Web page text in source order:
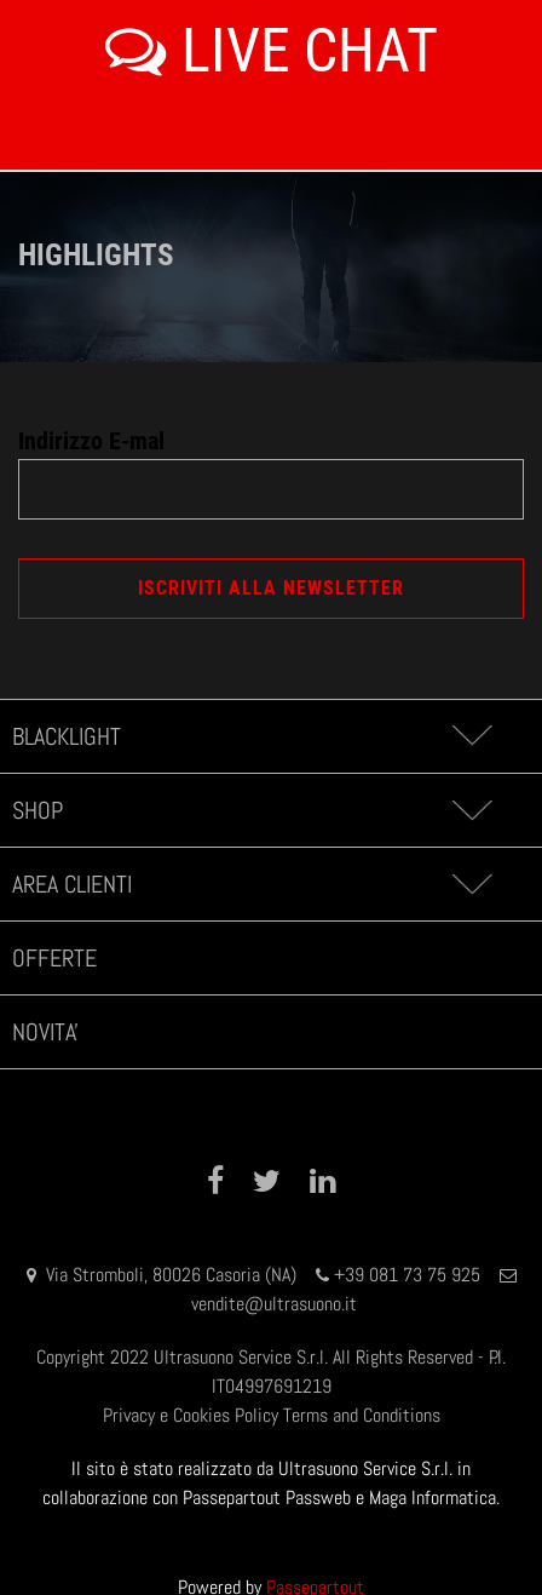
LIVE CHAT
HIGHLIGHTS
Indirizzo E-mal
BLACKLIGHT
SHOP
AREA CLIENTI
OFFERTE
NOVITA'
Facebook Twitter
Via Stromboli, 80026 Casoria (NA)
+39 081 73 75 925
vendite@ultrasuono.it
Copyright 2022 Ultrasuono Service S.r.l. All Rights Reserved - P.I.
IT04997691219
Privacy e Cookies Policy Terms and Conditions
Il sito è stato realizzato da Ultrasuono Service S.r.l. in
collaborazione con Passepartout Passweb e Maga Informatica.
Powered byPassepartout